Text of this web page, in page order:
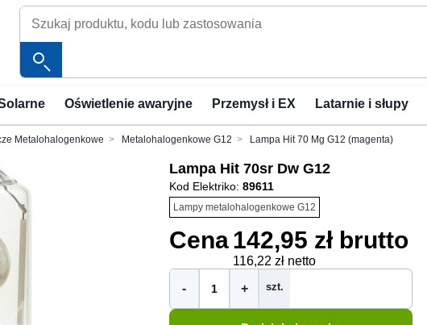
Oświetlenie awaryjne Przemysł i EX Latarnie i słupy
Metalohalogenkowe Metalohalogenkowe G12 Lampa Hit 70 Mg G12 (magenta)
Lampa Hit 70sr Dw G12
Kod Elektriko: 89611
Lampy metalohalogenkowe G12
Cena142,95 zł brutto
116,22 zł netto
-
+ szt.